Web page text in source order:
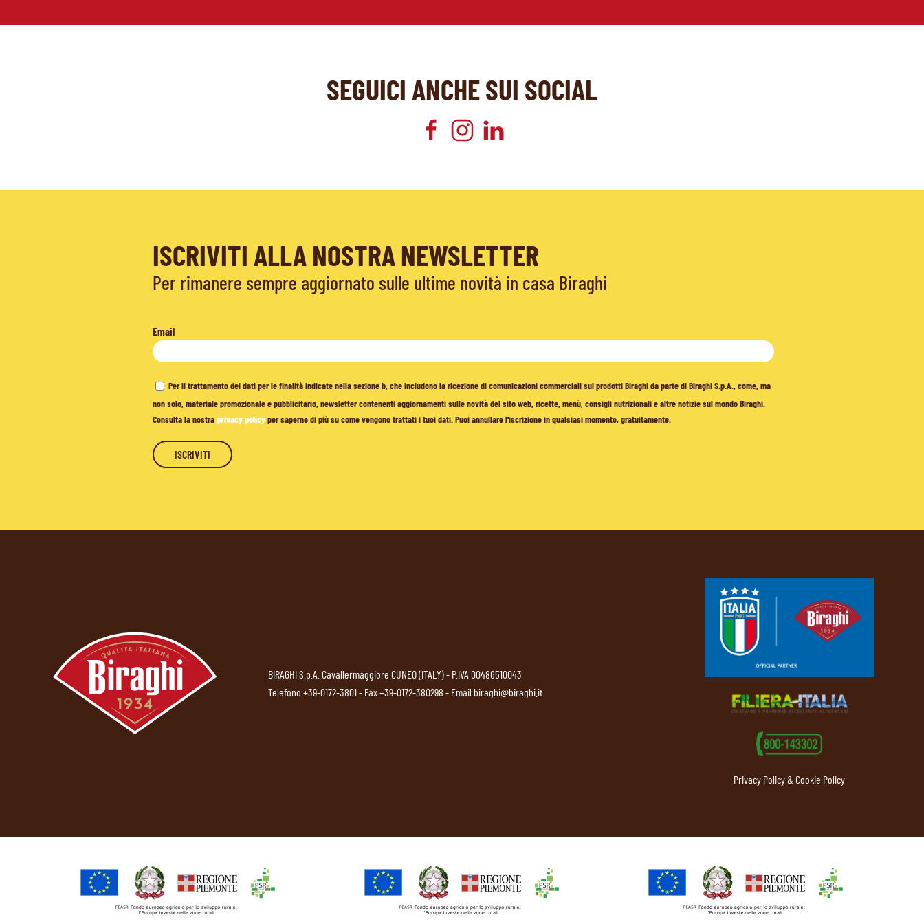
SEGUICI ANCHE SUI SOCIAL
ISCRIVITI ALLA NOSTRA NEWSLETTER
Per rimanere sempre aggiornato sulle ultime novità in casa Biraghi
Email
Per il trattamento dei dati per le finalità indicate nella sezione b, che includono la ricezione di comunicazioni commerciali sui prodotti Biraghi da parte di Biraghi S.p.A., come, ma
non solo, materiale promozionale e pubblicitario, newsletter contenenti aggiornamenti sulle novità del sito web, ricette, menù, consigli nutrizionali e altre notizie sul mondo Biraghi.
Consulta la nostraprivacy policyper saperne di più su come vengono trattati i tuoi dati. Puoi annullare l'iscrizione in qualsiasi momento, gratuitamente.
BIRAGHI S.p.A. Cavallermaggiore CUNEO (ITALY) - P.IVA 00486510043
Telefono +39-0172-3801- Fax +39-0172-380298 - Email biraghi@biraghi.it
Privacy Policy & Cookie Policy